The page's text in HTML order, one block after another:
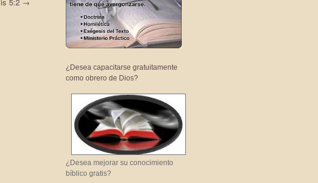
¿Desea capacitarse gratuitamente
como obrero de Dios?
¿Desea mejorar su conocimiento
bíblico gratis?